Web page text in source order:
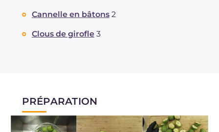
Cannelle en bâtons 2
Clous de girofle 3
PRÉPARATION